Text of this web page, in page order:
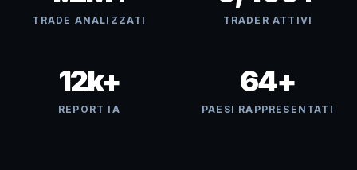
TRADE ANALIZZATI TRADER ATTIVI
12k+
REPORT IA
64+
PAESI RAPPRESENTATI